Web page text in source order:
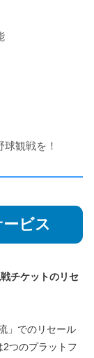
観戦を！
ビス
チケットのリセ
」でのリセール
つのプラットフ